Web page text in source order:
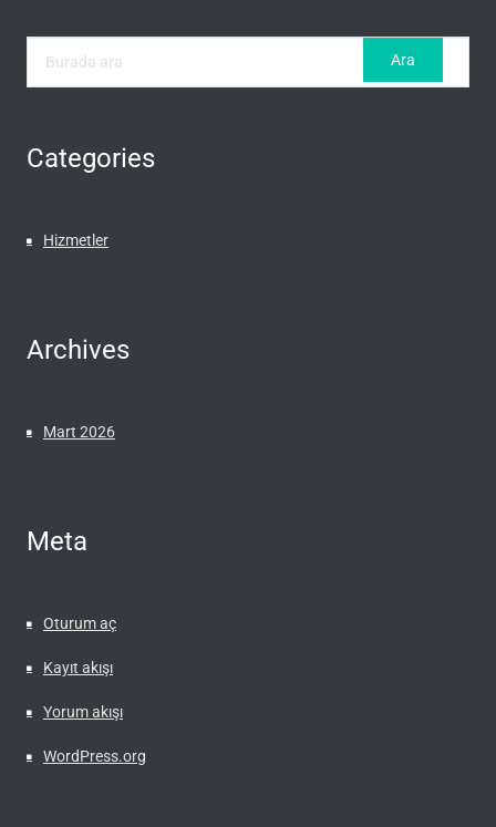
Categories
Hizmetler
Archives
Mart 2026
Meta
Oturum aç
Kayıt akışı
Yorum akışı
WordPress.org